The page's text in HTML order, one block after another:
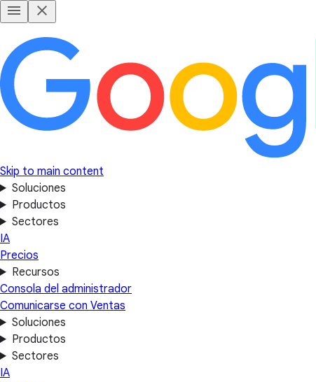
Skip to main content
Soluciones
Productos
Sectores
IA
Precios
Recursos
Consola del administrador
Comunicarse con Ventas
Soluciones
Productos
Sectores
IA